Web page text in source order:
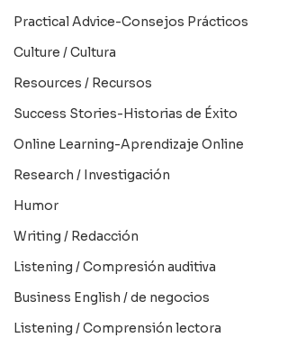
Practical Advice-Consejos Prácticos
Culture / Cultura
Resources / Recursos
Success Stories-Historias de Éxito
Online Learning-Aprendizaje Online
Research / Investigación
Humor
Writing / Redacción
Listening / Compresión auditiva
Business English / de negocios
Listening / Comprensión lectora